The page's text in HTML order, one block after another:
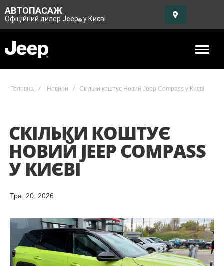
АВТОПАСАЖ
Офіційний дилер Jeep® у Києві
Головна Новини Скільки коштує Новий Jeep Compass у Києві
СКІЛЬКИ КОШТУЄ
НОВИЙ JEEP COMPASS
У КИЄВІ
Тра. 20, 2026